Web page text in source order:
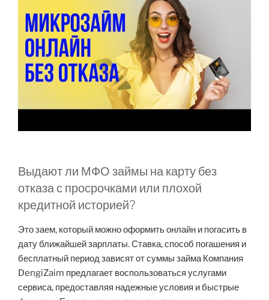
Выдают ли МФО займы на карту без
отказа с просрочками или плохой
кредитной историей?
Это заем, который можно оформить онлайн и погасить в
дату ближайшей зарплаты. Ставка, способ погашения и
бесплатный период зависят от суммы займа Компания
DengiZaim предлагает воспользоваться услугами
сервиса, предоставляя надежные условия и быстрые